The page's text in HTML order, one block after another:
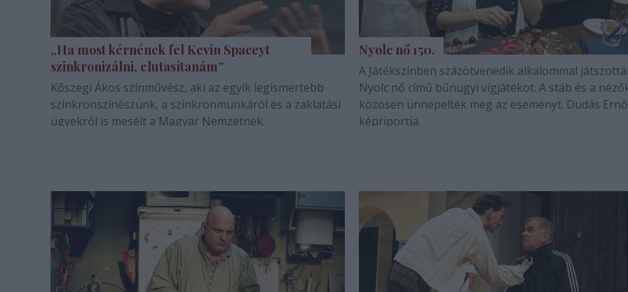
„Ha most kérnének fel Kevin Spaceyt
szinkronizálni, elutasítanám”
Kőszegi Ákos színművész, aki az egyik legismertebb
szinkronszínészünk, a szinkronmunkáról és a zaklatási
ügyekről is mesélt a Magyar Nemzetnek.
Nyolc nő 150.
A Játékszínben százötvenedik alkalommal
Nyolc nő című bűnügyi vígjátékot. A stáb és a
közösen ünnepelték meg az eseményt. Dudás Ernő
képriportja.